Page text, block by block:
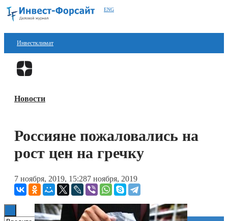
ENG
Инвестклимат
Финансы
Блокчейн
Книги
Новости
Россияне пожаловались на
рост цен на гречку
7 ноября, 2019, 15:287 ноября, 2019